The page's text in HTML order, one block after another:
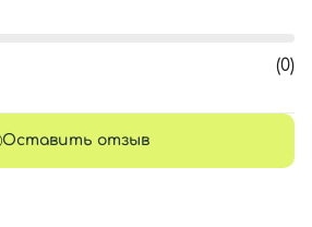
(0)
Оставить отзыв